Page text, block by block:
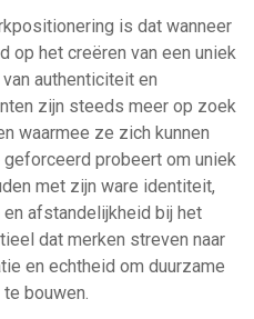
is dat wanneer
op het creëren van een uniek
authenticiteit en
zijn steeds meer op zoek
waarmee ze zich kunnen
probeert om uniek
met zijn ware identiteit,
afstandelijkheid bij het
dat merken streven naar
en echtheid om duurzame
bouwen.